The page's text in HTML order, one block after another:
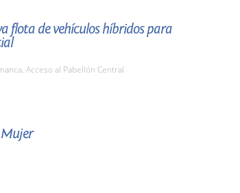
flota de vehículos híbridos para
Acceso al Pabellón Central